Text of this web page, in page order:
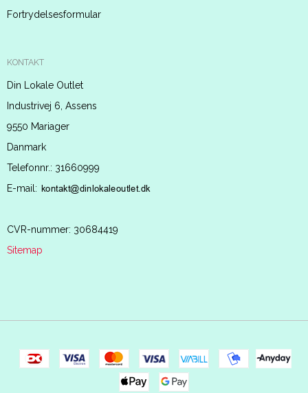
Fortrydelsesformular
KONTAKT
Din Lokale Outlet
Industrivej 6, Assens
9550 Mariager
Danmark
Telefonnr.: 31660999
E-mail:
CVR-nummer: 30684419
Sitemap